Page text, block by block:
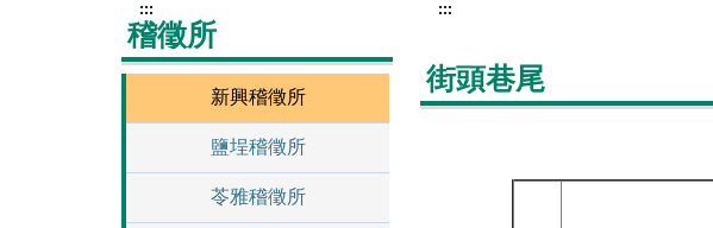
:::
稽徵所
新興稽徵所
鹽埕稽徵所
苓雅稽徵所
:::
街頭巷尾